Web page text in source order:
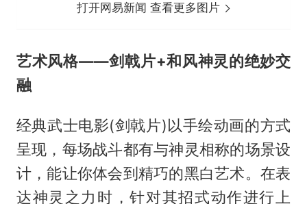
打开网易新闻 查看更多图片
艺术风格——剑戟片+和风神灵的绝妙交
融
经典武士电影(剑戟片)以手绘动画的方式
呈现，每场战斗都有与神灵相称的场景设
计，能让你体会到精巧的黑白艺术。在表
达神灵之力时，针对其招式动作进行上